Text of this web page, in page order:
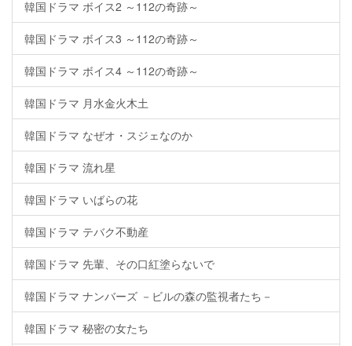
韓国ドラマ ボイス2 ～112の奇跡～
韓国ドラマ ボイス3 ～112の奇跡～
韓国ドラマ ボイス4 ～112の奇跡～
韓国ドラマ 月水金火木土
韓国ドラマ なぜオ・スジェなのか
韓国ドラマ 流れ星
韓国ドラマ いばらの花
韓国ドラマ テバク不動産
韓国ドラマ 先輩、その口紅塗らないで
韓国ドラマ ナンバーズ －ビルの森の監視者たち－
韓国ドラマ 秘密の女たち